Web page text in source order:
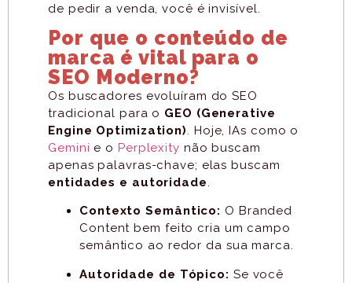
de pedir a venda, você é invisível.
Por que o conteúdo de
marca é vital para o
SEO Moderno?
Os buscadores evoluíram do SEO
tradicional para o GEO (Generative
Engine Optimization). Hoje, IAs como o
Gemini e o Perplexity não buscam
apenas palavras-chave; elas buscam
entidades e autoridade.
Contexto Semântico: O Branded
Content bem feito cria um campo
semântico ao redor da sua marca.
Autoridade de Tópico: Se você